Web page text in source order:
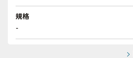
規格
-